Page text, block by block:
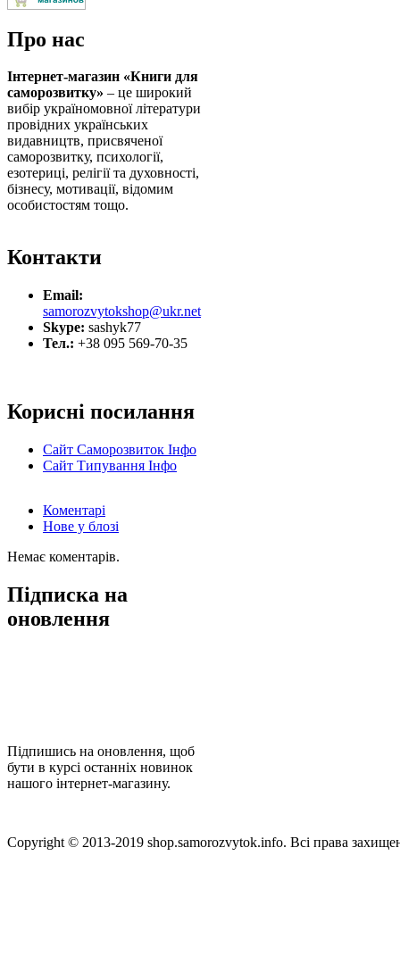
Про нас
Інтернет-магазин «Книги для
саморозвитку» – це широкий
вибір україномовної літератури
провідних українських
видавництв, присвяченої
саморозвитку, психології,
езотериці, релігії та духовності,
бізнесу, мотивації, відомим
особистостям тощо.
Контакти
Email:
samorozvytokshop@ukr.net
Skype: sashyk77
Тел.: +38 095 569-70-35
Корисні посилання
Сайт Саморозвиток Інфо
Сайт Типування Інфо
Коментарі
Нове у блозі
Немає коментарів.
Підписка на
оновлення
Підпишись на оновлення, щоб
бути в курсі останніх новинок
нашого інтернет-магазину.
Copyright © 2013-2019 shop.samorozvytok.info. Всі права